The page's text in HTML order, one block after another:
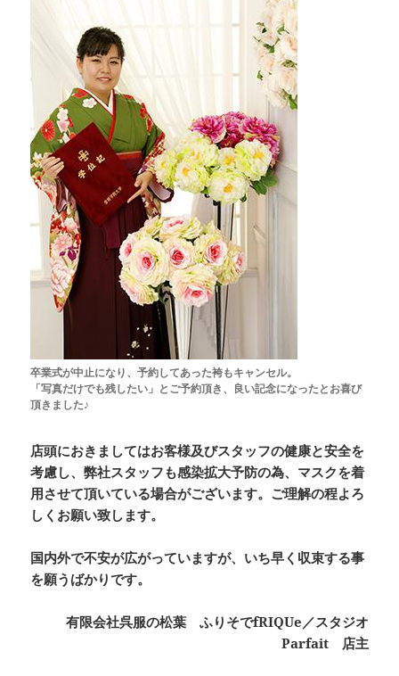
卒業式が中止になり、予約してあった袴もキャンセル。
「写真だけでも残したい」とご予約頂き、良い記念になったとお喜び
頂きました♪
店頭におきましてはお客様及びスタッフの健康と安全を
考慮し、弊社スタッフも感染拡大予防の為、マスクを着
用させて頂いている場合がございます。ご理解の程よろ
しくお願い致します。
国内外で不安が広がっていますが、いち早く収束する事
を願うばかりです。
有限会社呉服の松葉 ふりそでfRIQUe／スタジオ
Parfait 店主